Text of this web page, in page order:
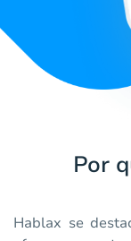
Por
Hablax se